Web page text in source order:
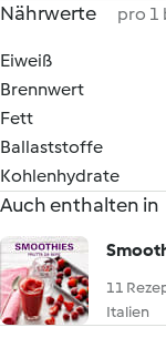
Nährwerte pro 1
Eiweiß
Brennwert
Fett
Ballaststoffe
Kohlenhydrate
Auch enthalten in
11
Italien